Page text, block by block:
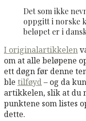
Det som ikke
oppgitt i norske
beløpet er i
I originalartikkelen
om at alle beløpene
ett døgn før denne
ble tilføyd– og da
artikkelen, slik at du
punktene som listes
dette.